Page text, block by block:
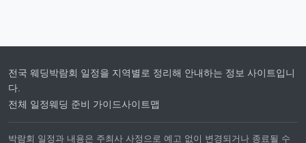
전국 웨딩박람회 일정을 지역별로 정리해 안내하는 정보 사이트입니
다.
전체 일정웨딩 준비 가이드사이트맵
박람회 일정과 내용은 주최사 사정으로 예고 없이 변경되거나 종료될 수